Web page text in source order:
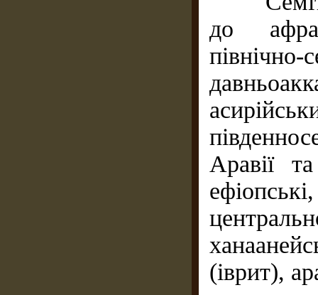
до
Аравії
(іврит),